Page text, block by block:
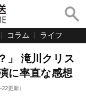
コラム ライフ
」 滝川クリス
に率直な感想
22更新）